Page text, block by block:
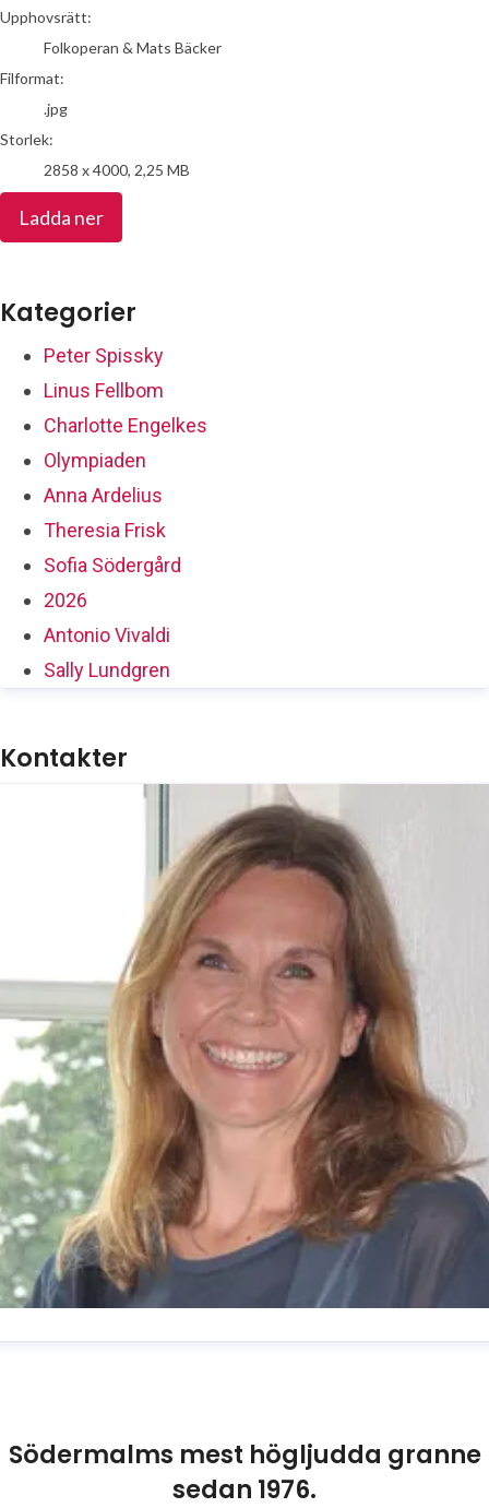
Upphovsrätt:
Folkoperan & Mats Bäcker
Filformat:
.jpg
Storlek:
2858 x 4000, 2,25 MB
Ladda ner
Kategorier
Peter Spissky
Linus Fellbom
Charlotte Engelkes
Olympiaden
Anna Ardelius
Theresia Frisk
Sofia Södergård
2026
Antonio Vivaldi
Sally Lundgren
Kontakter
Södermalms mest högljudda granne
sedan 1976.